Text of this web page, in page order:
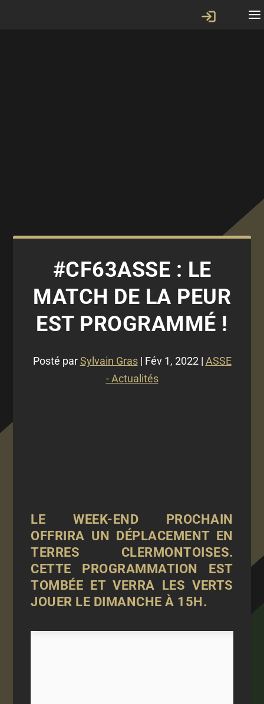
#CF63ASSE : LE
MATCH DE LA PEUR
EST PROGRAMMÉ !
Posté parSylvain Gras| Fév 1, 2022| ASSE
- Actualités
LE WEEK-END PROCHAIN
OFFRIRA UN DÉPLACEMENT EN
TERRES CLERMONTOISES.
CETTE PROGRAMMATION EST
TOMBÉE ET VERRA LES VERTS
JOUER LE DIMANCHE À 15H.